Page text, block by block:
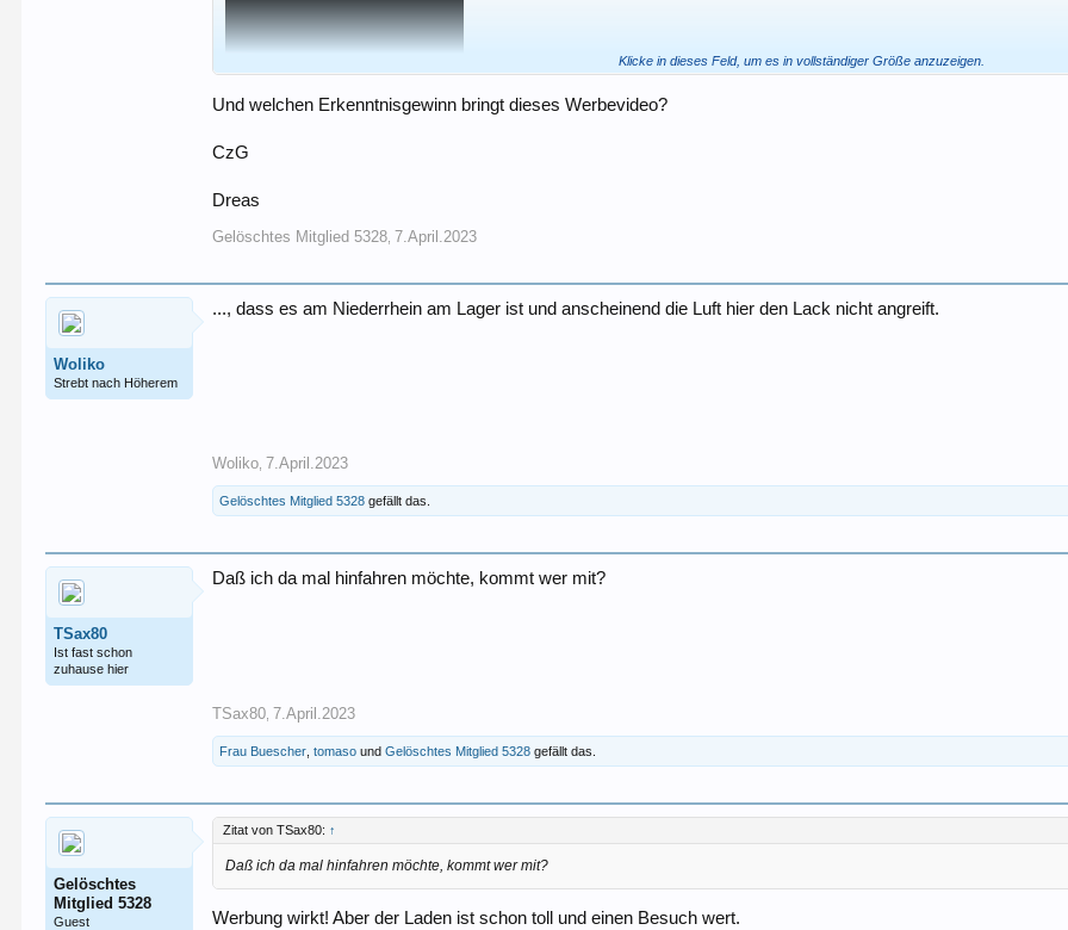
Klicke in dieses Feld, um es in vollständiger Größe anzuzeigen.
Und welchen Erkenntnisgewinn bringt dieses Werbevideo?
CzG
Dreas
Gelöschtes Mitglied 5328 7.April.2023
Woliko
Strebt nach Höherem
..., dass es am Niederrhein am Lager ist und anscheinend die Luft hier den Lack nicht angreift.
Woliko 7.April.2023
Gelöschtes Mitglied 5328 gefällt das.
TSax80
Ist fast schon
zuhause hier
Daß ich da mal hinfahren möchte, kommt wer mit?
TSax80 7.April.2023
Frau Buescher ,tomaso undGelöschtes Mitglied 5328 gefällt das.
Gelöschtes
Mitglied 5328
Guest
Zitat von TSax80: ↑
Daß ich da mal hinfahren möchte, kommt wer mit?
Werbung wirkt! Aber der Laden ist schon toll und einen Besuch wert.